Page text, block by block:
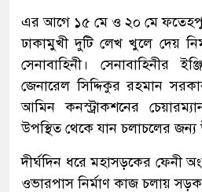
এর আগে ১৫ মে ও ২০ মে
ঢাকামুখী দুটি লেখ খুলে দেয়
সেনাবাহিনী। সেনাবাহিনীর
জেনারেল সিদ্দিকুর রহমান
আমিন কনস্ট্রাকশনের
উপস্থিত থেকে যান চলাচলের জন্য
দীর্ঘদিন ধরে মহাসড়কের ফেনী
ওভারপাস নির্মাণ কাজ চলায়